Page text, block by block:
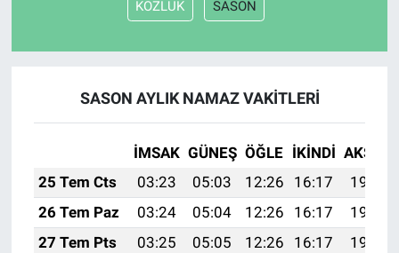
KOZLUK SASON
SASON AYLIK NAMAZ VAKITLERI
İMSAK GÜNEŞ ÖĞLE İKINDI AKŞAM
25 Tem Cts
03:23 05:03 12:26 16:17
19:38
26 Tem Paz
03:24 05:04 12:26 16:17
19:38
27 Tem Pts
03:25 05:05 12:26 16:17
19:37